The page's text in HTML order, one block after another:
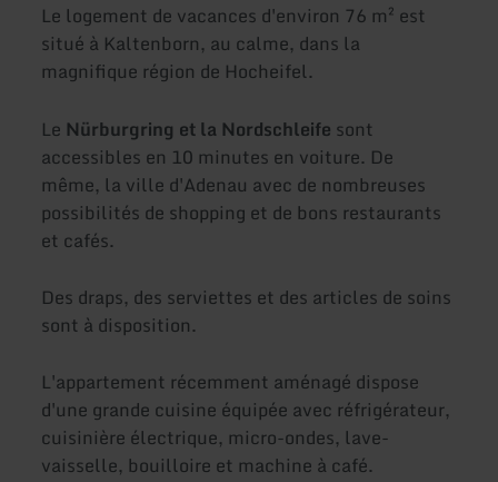
Le logement de vacances d'environ 76 m² est
situé à Kaltenborn, au calme, dans la
magnifique région de Hocheifel.
Le Nürburgring et la Nordschleife sont
accessibles en 10 minutes en voiture. De
même, la ville d'Adenau avec de nombreuses
possibilités de shopping et de bons restaurants
et cafés.
Des draps, des serviettes et des articles de soins
sont à disposition.
L'appartement récemment aménagé dispose
d'une grande cuisine équipée avec réfrigérateur,
cuisinière électrique, micro-ondes, lave-
vaisselle, bouilloire et machine à café.